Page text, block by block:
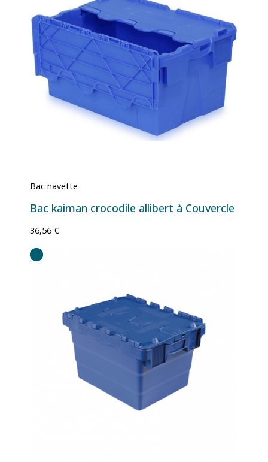
Bac navette
Bac kaiman crocodile allibert à Couvercle
36,56 €